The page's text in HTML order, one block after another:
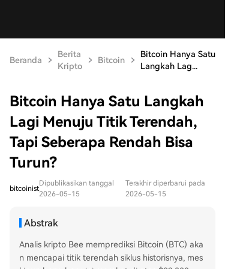
Beranda
Berita
Kripto
Bitcoin
Bitcoin Hanya Satu
Langkah Lag...
Bitcoin Hanya Satu Langkah
Lagi Menuju Titik Terendah,
Tapi Seberapa Rendah Bisa
Turun?
bitcoinist
Dipublikasikan tanggal
2026-05-15
Terakhir diperbarui pada
2026-05-15
Abstrak
Analis kripto Bee memprediksi Bitcoin (BTC) aka
n mencapai titik terendah siklus historisnya, mes